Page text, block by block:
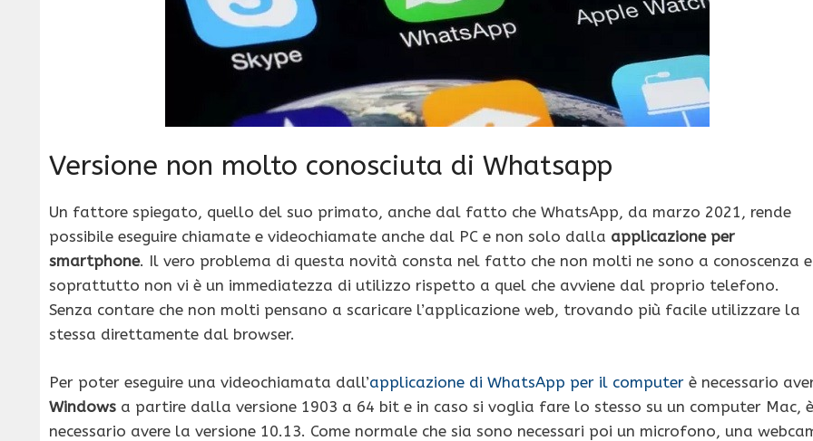
Versione non molto conosciuta di Whatsapp
Un fattore spiegato, quello del suo primato, anche dal fatto che WhatsApp, da marzo 2021, rende
possibile eseguire chiamate e videochiamate anche dal PC e non solo dalla applicazione per
smartphone. Il vero problema di questa novità consta nel fatto che non molti ne sono a conoscenza e
soprattutto non vi è un immediatezza di utilizzo rispetto a quel che avviene dal proprio telefono.
Senza contare che non molti pensano a scaricare l’applicazione web, trovando più facile utilizzare la
stessa direttamente dal browser.
Per poter eseguire una videochiamata dall’applicazione di WhatsApp per il computer è necessario
Windows a partire dalla versione 1903 a 64 bit e in caso si voglia fare lo stesso su un computer Mac, è
necessario avere la versione 10.13. Come normale che sia sono necessari poi un microfono, una